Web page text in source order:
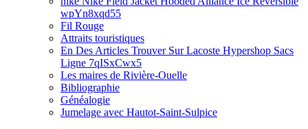
wpYn8xqd55
Fil Rouge
Attraits touristiques
En Des Articles Trouver Sur Lacoste Hypershop Sacs
Ligne 7qISxCwx5
Les maires de Rivière-Ouelle
Bibliographie
Généalogie
Jumelage avec Hautot-Saint-Sulpice